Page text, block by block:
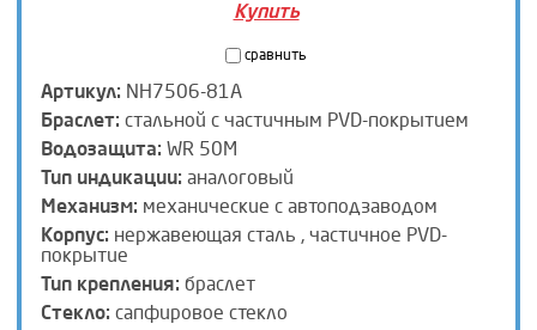
Купить
сравнить
Артикул: NH7506-81A
Браслет: стальной с частичным PVD-покрытием
Водозащита: WR 50M
Тип индикации: аналоговый
Механизм: механические с автоподзаводом
Корпус: нержавеющая сталь , частичное PVD-
покрытие
Тип крепления: браслет
Стекло: сапфировое стекло